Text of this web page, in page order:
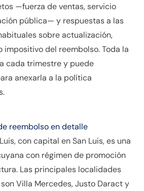
—fuerza de ventas, servicio
pública— y respuestas a las
sobre actualización,
del reembolso. Toda la
cada trimestre y puede
anexarla a la política
reembolso en detalle
con capital en San Luis, es una
con régimen de promoción
Las principales localidades
Villa Mercedes, Justo Daract y